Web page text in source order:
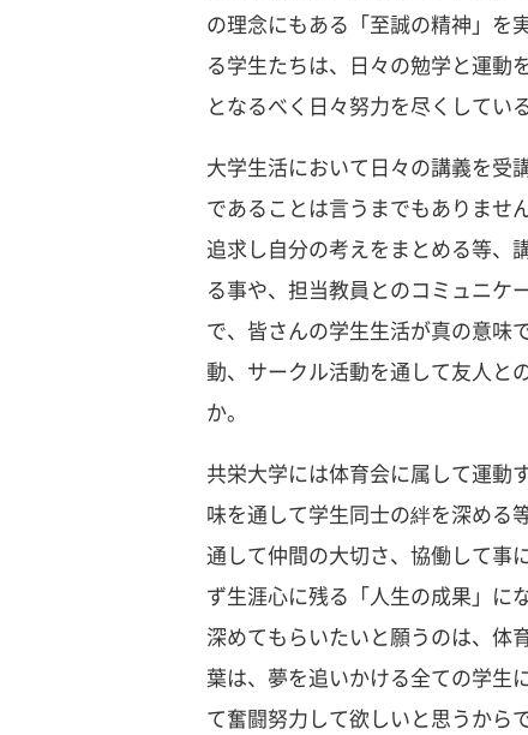
の理念にもある「至誠の精神」を
る学生たちは、日々の勉学と運動
となるべく日々努力を尽くしてい
大学生活において日々の講義を受
であることは言うまでもありませ
追求し自分の考えをまとめる等、
る事や、担当教員とのコミュニケ
で、皆さんの学生生活が真の意味
動、サークル活動を通して友人と
か。
共栄大学には体育会に属して運動
味を通して学生同士の絆を深める
通して仲間の大切さ、協働して事
ず生涯心に残る「人生の成果」に
深めてもらいたいと願うのは、体
葉は、夢を追いかける全ての学生
て奮闘努力して欲しいと思うからで